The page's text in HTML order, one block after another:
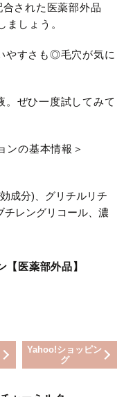
された医薬部外品
しょう。
やすさも◎毛穴が気に
。ぜひ一度試してみて
ンの基本情報＞
成分)、グリチルリチ
チレングリコール、濃
医薬部外品】
Yahoo!ショッピン
グ